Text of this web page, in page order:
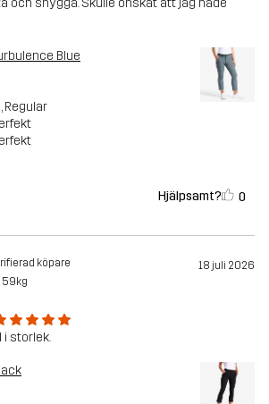
och snygga. Skulle önskat att jag hade
Blue
, Regular
Hjälpsamt? 0
köpare 18 juli 2026
59kg
i storlek.